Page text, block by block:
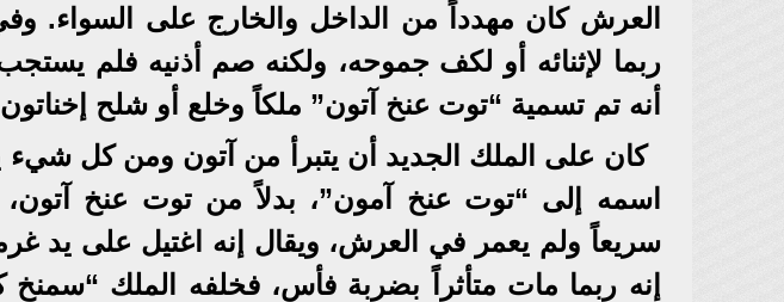
العرش كان مهدداً من الداخل والخارج على السواء. وفي
ربما لإثنائه أو لكف جموحه، ولكنه صم أذنيه فلم
أنه تم تسمية “توت عنخ آتون” ملكاً وخلع أو شلح إخناتون
كان على الملك الجديد أن يتبرأ من آتون ومن كل شيء
اسمه إلى “توت عنخ آمون”، بدلاً من توت عنخ
سريعاً ولم يعمر في العرش، ويقال إنه اغتيل على يد
إنه ربما مات متأثراً بضربة فأس، فخلفه الملك